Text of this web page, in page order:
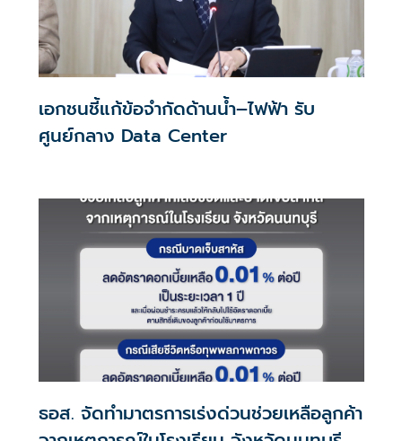
เอกชนชี้แก้ข้อจำกัดด้านน้ำ–ไฟฟ้า รับ
ศูนย์กลาง Data Center
ธอส. จัดทำมาตรการเร่งด่วนช่วยเหลือลูกค้า